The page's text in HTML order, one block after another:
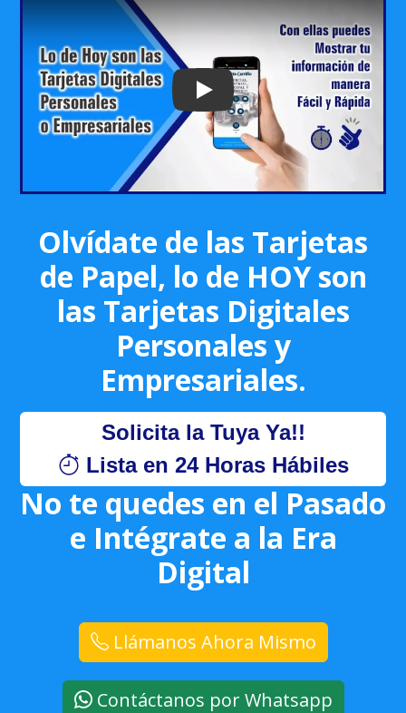
Play: Keynote (Google I/O '18)
Olvídate de las Tarjetas
de Papel, lo de HOY son
las Tarjetas Digitales
Personales y
Empresariales.
Solicita la Tuya Ya!!
Lista en 24 Horas Hábiles
No te quedes en el Pasado
e Intégrate a la Era
Digital
Llámanos Ahora Mismo
Contáctanos por Whatsapp